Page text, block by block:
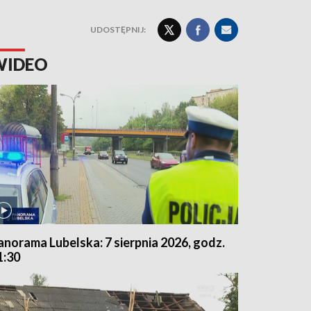
UDOSTĘPNIJ:
Lubelska: 7 sierpnia 2026, godz.